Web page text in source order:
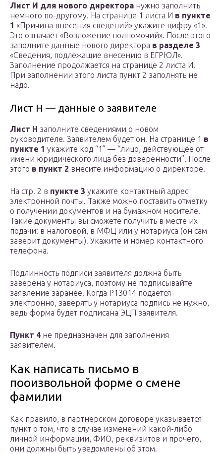
Лист И для нового директора нужно заполнить
немного по-другому. На странице 1 листа И в пункте
1 «Причина внесения сведений» укажите цифру «1».
Это означает «Возложение полномочий». После этого
заполните данные нового директора в разделе 3
«Сведения, подлежащие внесению в ЕГРЮЛ».
Заполнение продолжается на странице 2 листа И.
При заполнении этого листа пункт 2 заполнять не
надо.
Лист Н — данные о заявителе
Лист Н заполните сведениями о новом
руководителе. Заявителем будет он. На странице 1 в
пункте 1 укажите код “1” — “лицо, действующее от
имени юридического лица без доверенности”. После
этого в пункт 2 внесите информацию о директоре.
На стр. 2 в пункте 3 укажите контактный адрес
электронной почты. Также можно поставить отметку
о получении документов и на бумажном носителе.
Такие документы вы сможете получить в месте их
подачи: в налоговой, в МФЦ или у нотариуса (он сам
заверит документы). Укажите и номер контактного
телефона.
Подлинность подписи заявителя должна быть
заверена у нотариуса, поэтому не подписывайте
заявление заранее. Когда Р13014 подается
электронно, заверять у нотариуса подпись не нужно,
ведь форма будет подписана ЭЦП заявителя.
Пункт 4 не предназначен для заполнения
заявителем.
Как написать письмо в
пооизвольной форме о смене
фамилии
Как правило, в партнерском договоре указывается
пункт о том, что в случае изменений какой-либо
личной информации, ФИО, реквизитов и прочего,
они должны быть уведомлены об этом.